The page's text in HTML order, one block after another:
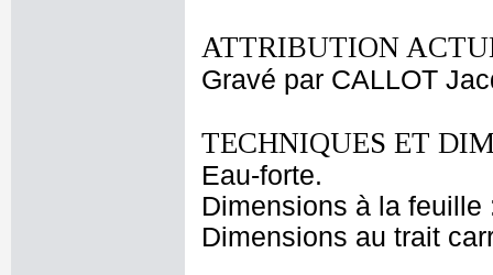
ATTRIBUTION
Gravé par CALLOT
TECHNIQUES ET
Eau-forte.
Dimensions à la
Dimensions au trait